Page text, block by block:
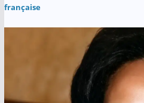
française